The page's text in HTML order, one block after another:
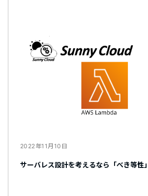
2022年11月10日
サーバレス設計を考えるなら「べき等性